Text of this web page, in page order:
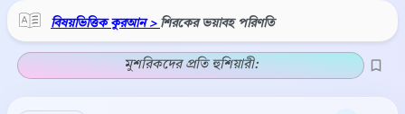
বিষয়ভিত্তিক কুরআন > শিরকের ভয়াবহ পরিণতি
মুশরিকদের প্রতি হুশিয়ারী: